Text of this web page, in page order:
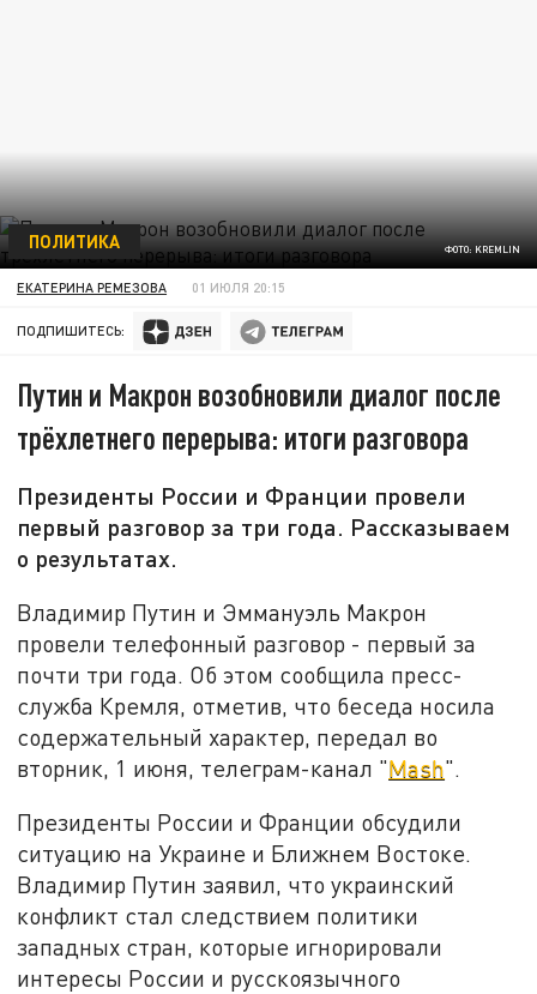
ФОТО: KREMLIN
ПОЛИТИКА
ЕКАТЕРИНА РЕМЕЗОВА 01 ИЮЛЯ 20:15
ПОДПИШИТЕСЬ:
Путин и Макрон возобновили диалог после
трёхлетнего перерыва: итоги разговора
Президенты России и Франции провели
первый разговор за три года. Рассказываем
о результатах.
Владимир Путин и Эммануэль Макрон
провели телефонный разговор - первый за
почти три года. Об этом сообщила пресс-
служба Кремля, отметив, что беседа носила
содержательный характер, передал во
вторник, 1 июня, телеграм-канал "Mash".
Президенты России и Франции обсудили
ситуацию на Украине и Ближнем Востоке.
Владимир Путин заявил, что украинский
конфликт стал следствием политики
западных стран, которые игнорировали
интересы России и русскоязычного